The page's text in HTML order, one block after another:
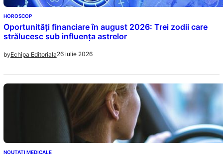
HOROSCOP
Oportunități financiare în august 2026: Trei zodii care
strălucesc sub influența astrelor
byEchipa Editoriala26 iulie 2026
NOUTATI MEDICALE